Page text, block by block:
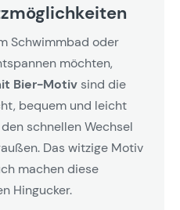
Schwimmbad oder
möchten,
Bier-Motiv sind die
bequem und leicht
schnellen Wechsel
Das witzige Motiv
machen diese
Hingucker.